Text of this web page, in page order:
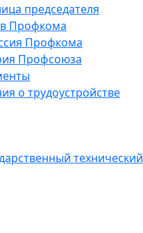
председателя
Профкома
Профкома
Профсоюза
о трудоустройстве
технический